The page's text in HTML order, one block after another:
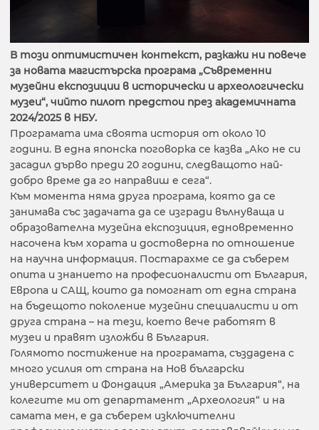
В този оптимистичен контекст, разкажи ни повече
за новата магистърска програма „Съвременни
музейни експозиции в исторически и археологически
музеи“, чийто пилот предстои през академичната
2024/2025 в НБУ.
Програмата има своята история от около 10
години. В една японска поговорка се казва „Ако не си
засадил дърво преди 20 години, следващото най-
добро време да го направиш е сега“.
Към момента няма друга програма, която да се
занимава със задачата да се изгради вълнуваща и
образователна музейна експозиция, едновременно
насочена към хората и достоверна по отношение
на научна информация. Постарахме се да съберем
опита и знанието на професионалисти от България,
Европа и САЩ, които да помогнат от една страна
на бъдещото поколение музейни специалисти и от
друга страна – на тези, което вече работят в
музеи и правят изложби в България.
Голямото постижение на програмата, създадена с
много усилия от страна на Нов български
университет и Фондация „Америка за България“, на
колегите ми от департамент „Археология“ и на
самата мен, е да съберем изключителни